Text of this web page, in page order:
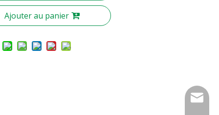
Ajouter au panier